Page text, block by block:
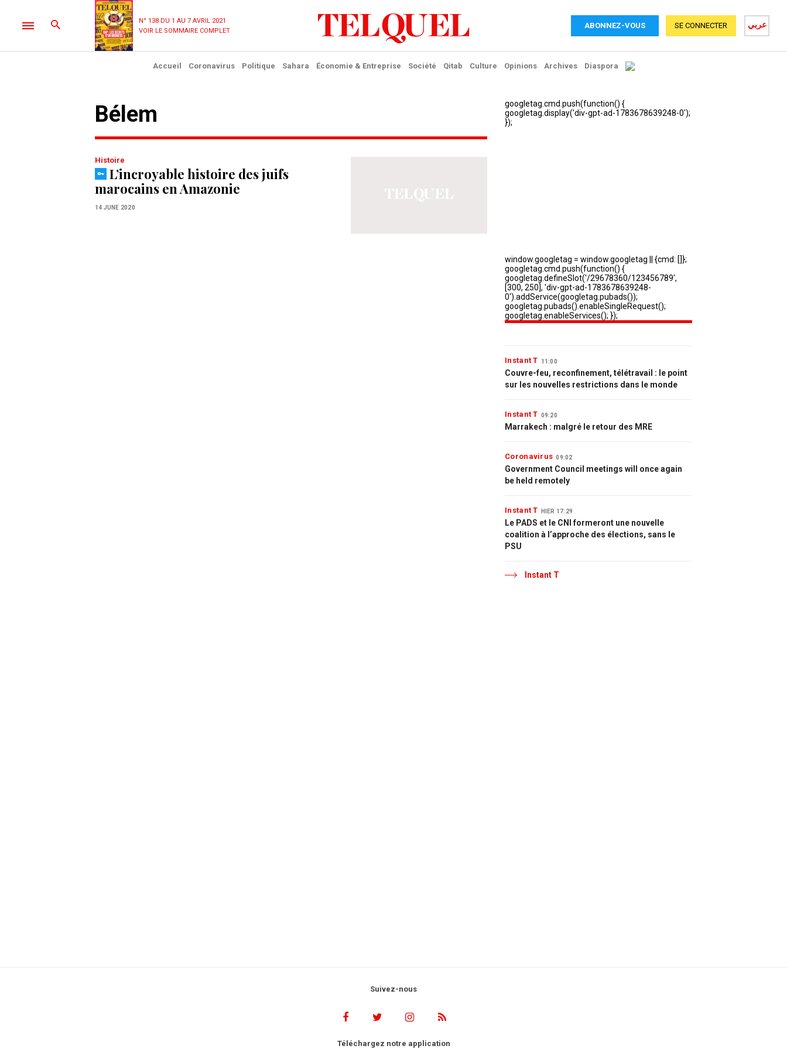
N° 138 DU 1 AU 7 AVRIL 2021
VOIR LE SOMMAIRE COMPLET
ABONNEZ-VOUS عربي SE CONNECTER
Accueil Coronavirus Politique Sahara Économie & Entreprise Société Qitab Culture Opinions Archives Diaspora
Bélem
Histoire
L’incroyable histoire des juifs
marocains en Amazonie
14 JUNE 2020
Instant T 11:00
Couvre-feu, reconfinement, télétravail : le point
sur les nouvelles restrictions dans le monde
Instant T 09:20
Marrakech : malgré le retour des MRE
Coronavirus 09:02
Government Council meetings will once again
be held remotely
Instant T HIER 17:29
Le PADS et le CNI formeront une nouvelle
coalition à l’approche des élections, sans le
PSU
Instant T
Suivez-nous
Téléchargez notre application